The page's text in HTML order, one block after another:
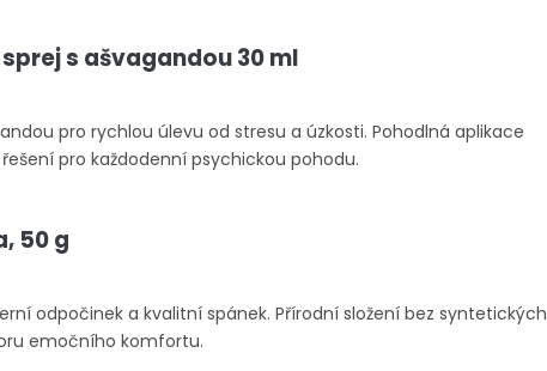
s ašvagandou 30 ml
pro rychlou úlevu od stresu a úzkosti. Pohodlná aplikace
pro každodenní psychickou pohodu.
50 g
odpočinek a kvalitní spánek. Přírodní složení bez syntetických
emočního komfortu.